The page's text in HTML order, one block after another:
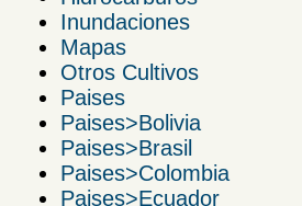
Inundaciones
Mapas
Otros Cultivos
Paises
Paises>Bolivia
Paises>Brasil
Paises>Colombia
Paises>Ecuador